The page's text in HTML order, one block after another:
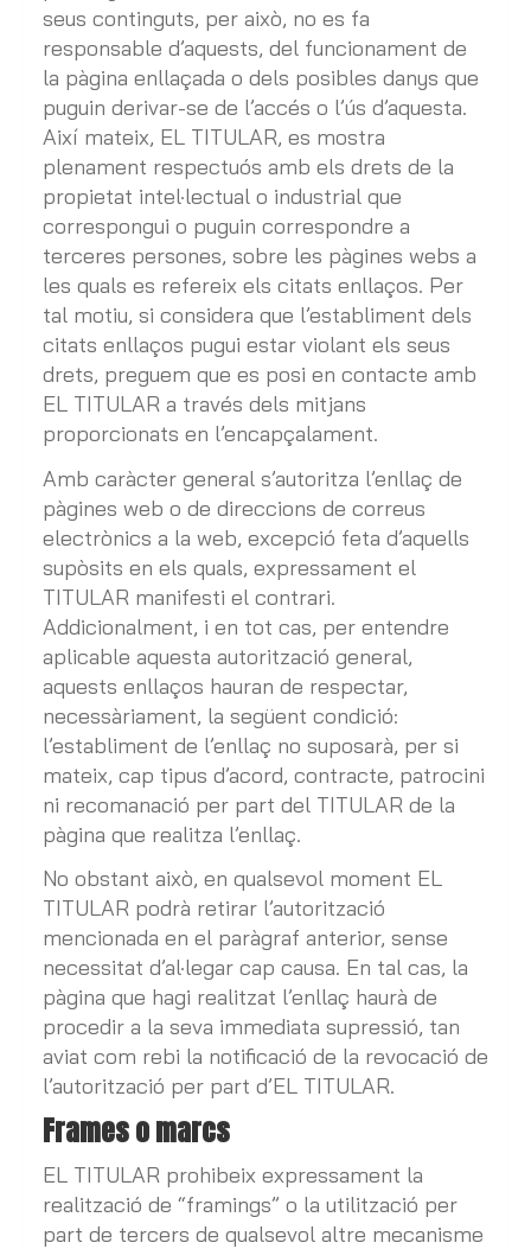
seus continguts, per això, no es fa
responsable d’aquests, del funcionament de
la pàgina enllaçada o dels posibles danys que
puguin derivar-se de l’accés o l’ús d’aquesta.
Així mateix, EL TITULAR, es mostra
plenament respectuós amb els drets de la
propietat intel·lectual o industrial que
correspongui o puguin correspondre a
terceres persones, sobre les pàgines webs a
les quals es refereix els citats enllaços. Per
tal motiu, si considera que l’establiment dels
citats enllaços pugui estar violant els seus
drets, preguem que es posi en contacte amb
EL TITULAR a través dels mitjans
proporcionats en l’encapçalament.
Amb caràcter general s’autoritza l’enllaç de
pàgines web o de direccions de correus
electrònics a la web, excepció feta d’aquells
supòsits en els quals, expressament el
TITULAR manifesti el contrari.
Addicionalment, i en tot cas, per entendre
aplicable aquesta autorització general,
aquests enllaços hauran de respectar,
necessàriament, la següent condició:
l’establiment de l’enllaç no suposarà, per si
mateix, cap tipus d’acord, contracte, patrocini
ni recomanació per part del TITULAR de la
pàgina que realitza l’enllaç.
No obstant això, en qualsevol moment EL
TITULAR podrà retirar l’autorització
mencionada en el paràgraf anterior, sense
necessitat d’al·legar cap causa. En tal cas, la
pàgina que hagi realitzat l’enllaç haurà de
procedir a la seva immediata supressió, tan
aviat com rebi la notificació de la revocació de
l’autorització per part d’EL TITULAR.
Frames o marcs
EL TITULAR prohibeix expressament la
realització de “framings” o la utilització per
part de tercers de qualsevol altre mecanisme